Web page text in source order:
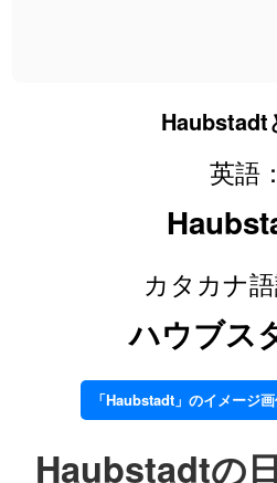
Haubstadt
英語：
カタカナ語
ハウブス
「Haubstadt」のイメージ
Haubstadtの